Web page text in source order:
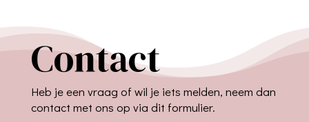
Contact
Heb je een vraag of wil je iets melden, neem dan
contact met ons op via dit formulier.